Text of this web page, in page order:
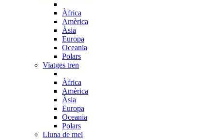
Àfrica
Amèrica
Àsia
Europa
Oceania
Polars
Viatges tren
Àfrica
Amèrica
Àsia
Europa
Oceania
Polars
Lluna de mel